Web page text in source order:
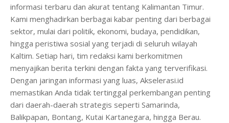
informasi terbaru dan akurat tentang Kalimantan Timur.
Kami menghadirkan berbagai kabar penting dari berbagai
sektor, mulai dari politik, ekonomi, budaya, pendidikan,
hingga peristiwa sosial yang terjadi di seluruh wilayah
Kaltim. Setiap hari, tim redaksi kami berkomitmen
menyajikan berita terkini dengan fakta yang terverifikasi.
Dengan jaringan informasi yang luas, Akselerasi.id
memastikan Anda tidak tertinggal perkembangan penting
dari daerah-daerah strategis seperti Samarinda,
Balikpapan, Bontang, Kutai Kartanegara, hingga Berau.